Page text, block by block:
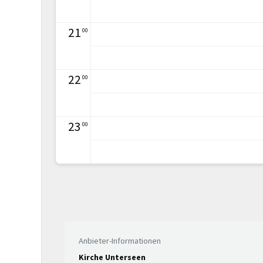
21 00
22 00
23 00
Anbieter-Informationen
Kirche Unterseen